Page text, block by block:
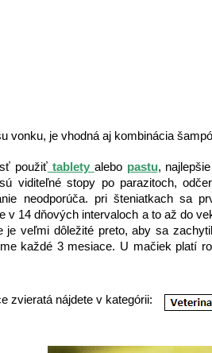
vonku, je vhodná aj kombinácia
použiťtablety alebo pastu,
viditeľné stopy po parazitoch,
neodporúča. pri šteniatkach sa
v 14 dňových intervaloch a to až do
je veľmi dôležité preto, aby sa
každé 3 mesiace. U mačiek platí
zvieratá nájdete v kategórii: